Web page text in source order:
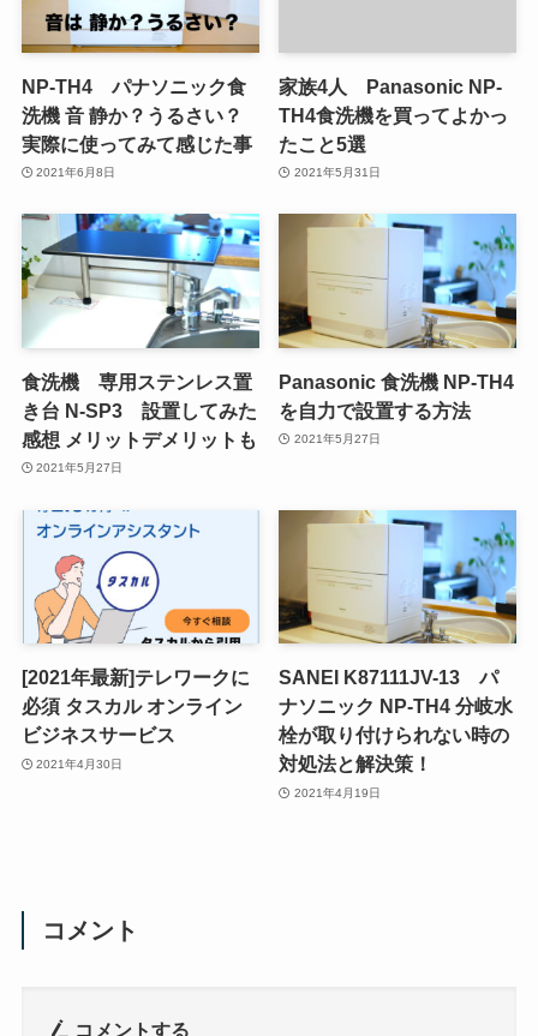
NP-TH4 パナソニック食
洗機 音 静か？うるさい？
実際に使ってみて感じた事
2021年6月8日
家族4人 Panasonic NP-
TH4食洗機を買ってよかっ
たこと5選
2021年5月31日
食洗機 専用ステンレス置
き台 N-SP3 設置してみた
感想 メリットデメリットも
2021年5月27日
Panasonic 食洗機 NP-TH4
を自力で設置する方法
2021年5月27日
[2021年最新]テレワークに
必須 タスカル オンライン
ビジネスサービス
2021年4月30日
SANEI K87111JV-13 パ
ナソニック NP-TH4 分岐水
栓が取り付けられない時の
対処法と解決策！
2021年4月19日
コメント
コメントする